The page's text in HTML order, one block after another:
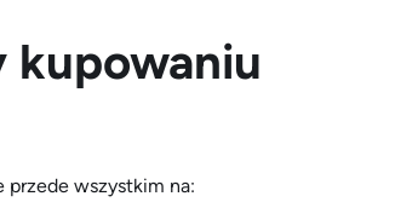
kupowaniu
przede wszystkim na: